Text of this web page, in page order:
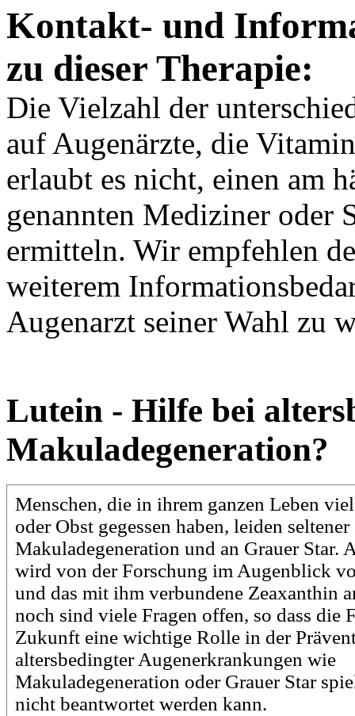
Kontakt- und
zu dieser Therapie:
Die Vielzahl der
auf Augenärzte, die
erlaubt es nicht, einen am
genannten Mediziner oder
ermitteln. Wir empfehlen
weiterem
Augenarzt seiner Wahl zu
Lutein - Hilfe bei
Makuladegeneration?
Menschen, die in ihrem ganzen Leben
oder Obst gegessen haben, leiden seltener
Makuladegeneration und an Grauer Star.
wird von der Forschung im Augenblick
und das mit ihm verbundene Zeaxanthin
noch sind viele Fragen offen, so dass die
Zukunft eine wichtige Rolle in der
altersbedingter Augenerkrankungen wie
Makuladegeneration oder Grauer Star
nicht beantwortet werden kann.